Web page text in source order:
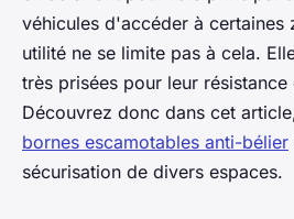
véhicules d'accéder à certaines
utilité ne se limite pas à cela.
très prisées pour leur
Découvrez donc dans cet
bornes escamotables anti-bélier
sécurisation de divers espaces.